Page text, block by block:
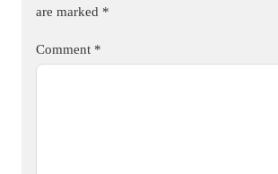
are marked *
Comment *